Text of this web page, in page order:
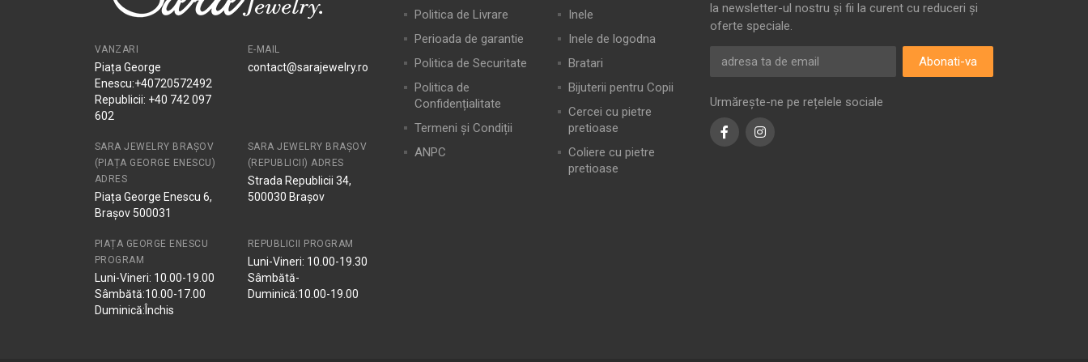
VANZARI
Piața George
Enescu:+40720572492
Republicii: +40 742 097
602
E-MAIL
contact@sarajewelry.ro
SARA JEWELRY BRAȘOV
(PIAȚA GEORGE ENESCU)
ADRES
Piața George Enescu 6,
Brașov 500031
SARA JEWELRY BRAȘOV
(REPUBLICII) ADRES
Strada Republicii 34,
500030 Brașov
PIAȚA GEORGE ENESCU
PROGRAM
Luni-Vineri: 10.00-19.00
Sâmbătă:10.00-17.00
Duminică:Închis
REPUBLICII PROGRAM
Luni-Vineri: 10.00-19.30
Sâmbătă-
Duminică:10.00-19.00
Politica de Livrare
Perioada de garantie
Politica de Securitate
Politica de
Confidențialitate
Termeni și Condiții
ANPC
Inele
Inele de logodna
Bratari
Bijuterii pentru Copii
Cercei cu pietre
pretioase
Coliere cu pietre
pretioase
la newsletter-ul nostru și fii la curent cu reduceri și
oferte speciale.
Abonati-va
Urmărește-ne pe rețelele sociale
FacebookInstagram